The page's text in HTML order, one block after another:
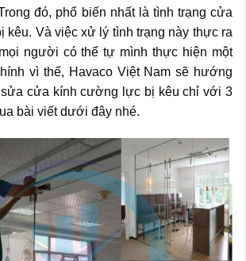
đó, phổ biến nhất là tình trạng cửa
kêu. Và việc xử lý tình trạng này thực ra
người có thể tự mình thực hiện một
vì thế, Havaco Việt Nam sẽ hướng
cửa kính cường lực bị kêu chỉ với 3
bài viết dưới đây nhé.